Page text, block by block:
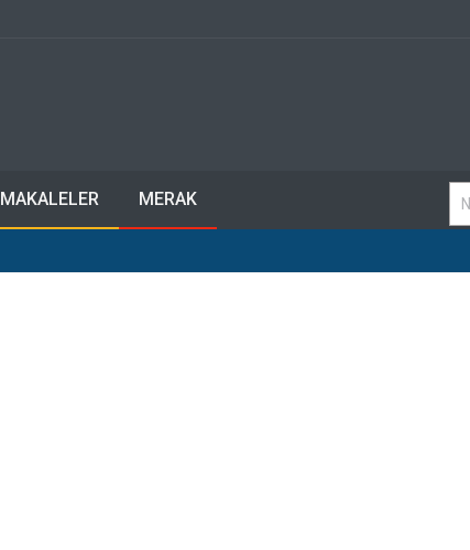
MAKALELER MERAK